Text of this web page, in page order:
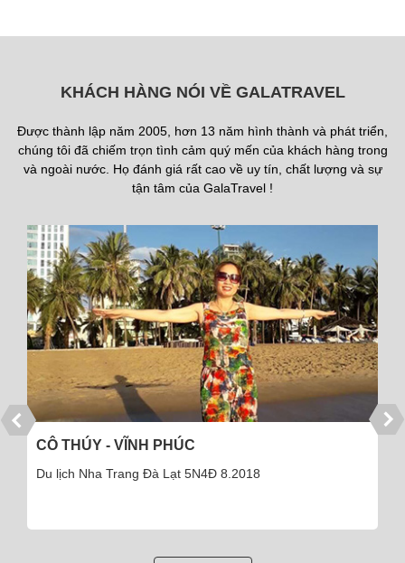
KHÁCH HÀNG NÓI VỀ GALATRAVEL
Được thành lập năm 2005, hơn 13 năm hình thành và phát triển,
chúng tôi đã chiếm trọn tình cảm quý mến của khách hàng trong
và ngoài nước. Họ đánh giá rất cao về uy tín, chất lượng và sự
tận tâm của GalaTravel !
CÔ THÚY - VĨNH PHÚC
Du lịch Nha Trang Đà Lạt 5N4Đ 8.2018